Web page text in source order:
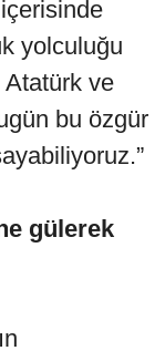
yolculuğu
ve
bu özgür
gülerek